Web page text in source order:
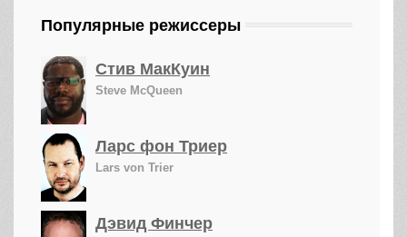
Популярные режиссеры
Стив МакКуин
Steve McQueen
Ларс фон Триер
Lars von Trier
Дэвид Финчер